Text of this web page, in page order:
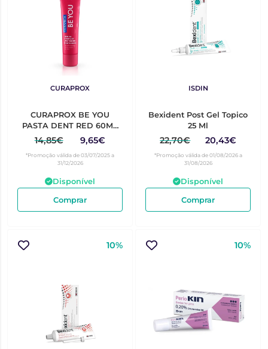
CURAPROX
CURAPROX BE YOU
PASTA DENT RED 60ML
BISNAGA 60ML
VERMELHO GIN TÓNICO E
DIÓSPIRO
14,85€ 9,65€
*Promoção válida de 03/07/2025 a
31/12/2026
Disponível
Comprar
ISDIN
Bexident Post Gel Topico
25 Ml
22,70€ 20,43€
*Promoção válida de 01/08/2026 a
31/08/2026
Disponível
Comprar
10% 10%